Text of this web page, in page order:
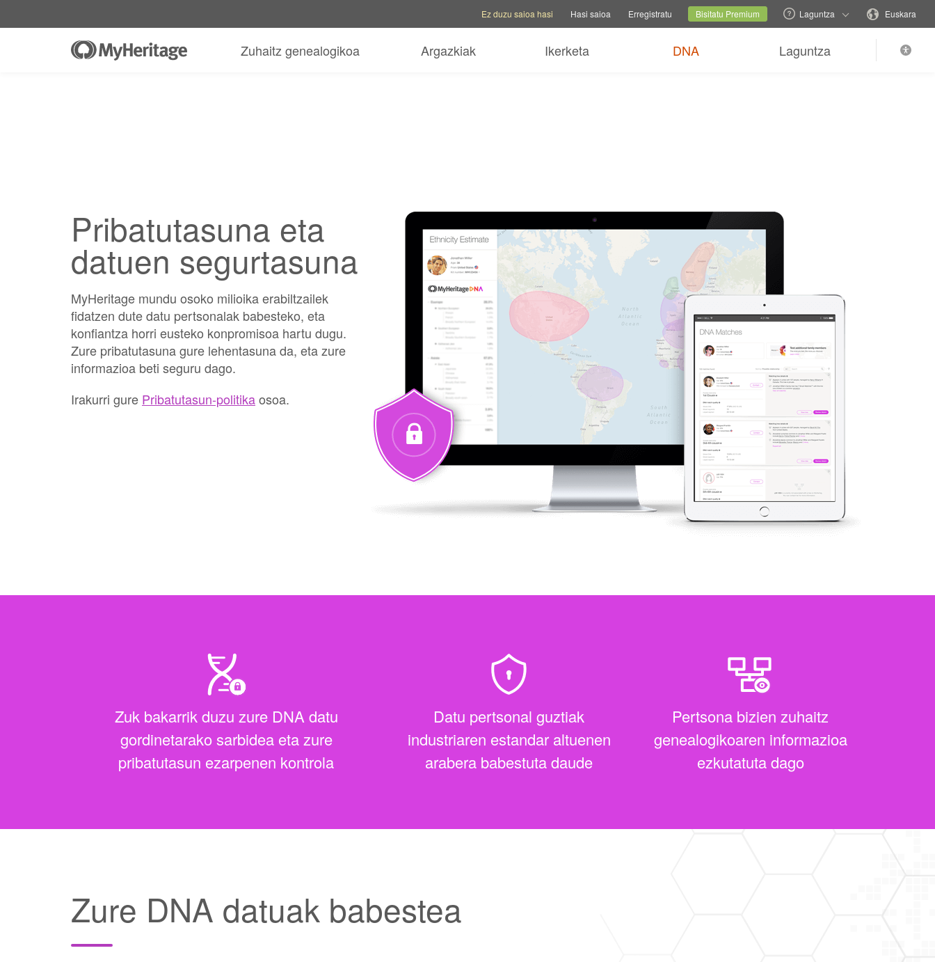
Uneko guneaAldatu hizkuntza
Ez duzu saioa hasi Hasi saioa Erregistratu Bisitatu Premium Laguntza Euskara
Zuhaitz genealogikoa Argazkiak Ikerketa DNA Laguntza
Pribatutasuna eta
datuen segurtasuna
MyHeritage mundu osoko milioika erabiltzailek
fidatzen dute datu pertsonalak babesteko, eta
konfiantza horri eusteko konpromisoa hartu dugu.
Zure pribatutasuna gure lehentasuna da, eta zure
informazioa beti seguru dago.
Irakurri gure Pribatutasun-politikaosoa.
Zuk bakarrik duzu zure DNA datu
gordinetarako sarbidea eta zure
pribatutasun ezarpenen kontrola
Datu pertsonal guztiak
industriaren estandar altuenen
arabera babestuta daude
Pertsona bizien zuhaitz
genealogikoaren informazioa
ezkutatuta dago
Zure DNA datuak babestea